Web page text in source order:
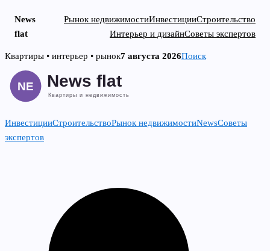
News
flat
Рынок недвижимостиИнвестицииСтроительство
Интерьер и дизайнСоветы экспертов
Skip
content
Квартиры • интерьер • рынок7 августа 2026Поиск
ИнвестицииСтроительствоРынок недвижимостиNewsСоветы
экспертов